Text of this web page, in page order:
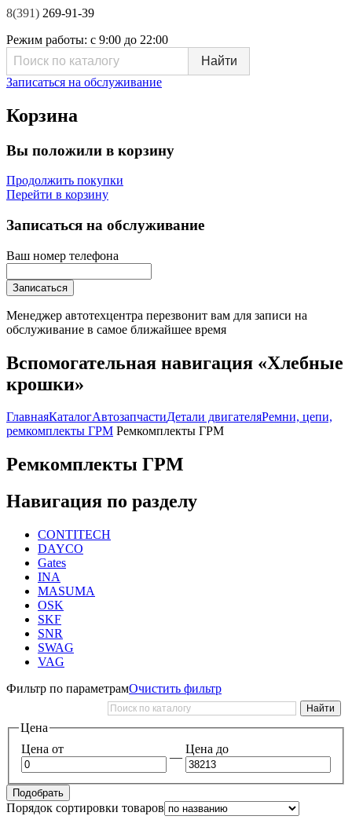
8(391) 269-91-39
Режим работы: с 9:00 до 22:00
Записаться на обслуживание
Корзина
Вы положили в корзину
Продолжить покупки
Перейти в корзину
Записаться на обслуживание
Ваш номер телефона
Записаться
Менеджер автотехцентра перезвонит вам для записи на
обслуживание в самое ближайшее время
Вспомогательная навигация «Хлебные
крошки»
ГлавнаяКаталогАвтозапчастиДетали двигателяРемни, цепи,
ремкомплекты ГРМ Ремкомплекты ГРМ
Ремкомплекты ГРМ
Навигация по разделу
CONTITECH
DAYCO
Gates
INA
MASUMA
OSK
SKF
SNR
SWAG
VAG
Фильтр по параметрамОчистить фильтр
Цена
Цена от
—
Цена до
Подобрать
Порядок сортировки товаров